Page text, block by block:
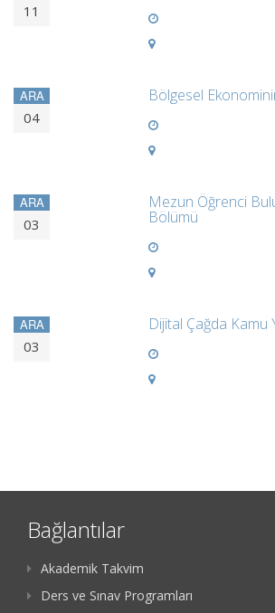
11
ARA
04
Bölgesel
ARA
03
Mezun Öğrenci
Bölümü
ARA
03
Dijital Çağda Kamu
Bağlantılar
Akademik Takvim
Ders ve Sınav Programları